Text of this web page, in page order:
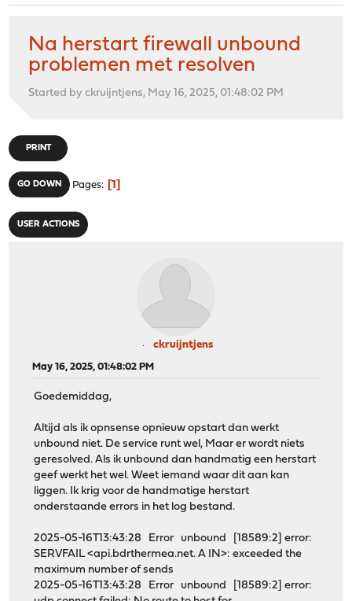
Na herstart firewall unbound
problemen met resolven
Started by ckruijntjens, May 16, 2025, 01:48:02 PM
PRINT
GO DOWN Pages 1
USER ACTIONS
ckruijntjens
May 16, 2025, 01:48:02 PM
Goedemiddag,
Altijd als ik opnsense opnieuw opstart dan werkt
unbound niet. De service runt wel, Maar er wordt niets
geresolved. Als ik unbound dan handmatig een herstart
geef werkt het wel. Weet iemand waar dit aan kan
liggen. Ik krig voor de handmatige herstart
onderstaande errors in het log bestand.
2025-05-16T13:43:28 Error unbound [18589:2] error:
SERVFAIL <api.bdrthermea.net. A IN>: exceeded the
maximum number of sends
2025-05-16T13:43:28 Error unbound [18589:2] error: